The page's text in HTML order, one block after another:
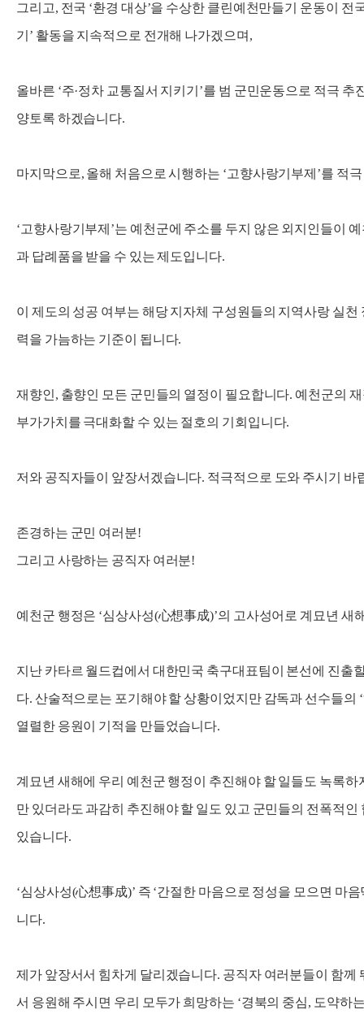
그리고, 전국 ‘환경 대상’을 수상한 클린예천만들기 운동이 전
기’ 활동을 지속적으로 전개해 나가겠으며,
올바른 ‘주·정차 교통질서 지키기’를 범 군민운동으로 적극
양토록 하겠습니다.
마지막으로, 올해 처음으로 시행하는 ‘고향사랑기부제’를 적
‘고향사랑기부제’는 예천군에 주소를 두지 않은 외지인들이
과 답례품을 받을 수 있는 제도입니다.
이 제도의 성공 여부는 해당 지자체 구성원들의 지역사랑 실천
력을 가늠하는 기준이 됩니다.
재향인, 출향인 모든 군민들의 열정이 필요합니다. 예천군의
부가가치를 극대화할 수 있는 절호의 기회입니다.
저와 공직자들이 앞장서겠습니다. 적극적으로 도와 주시기 바
존경하는 군민 여러분!
그리고 사랑하는 공직자 여러분!
예천군 행정은 ‘심상사성(心想事成)’의 고사성어로 계묘년 새
지난 카타르 월드컵에서 대한민국 축구대표팀이 본선에 진출
다. 산술적으로는 포기해야 할 상황이었지만 감독과 선수들의
열렬한 응원이 기적을 만들었습니다.
계묘년 새해에 우리 예천군 행정이 추진해야 할 일들도 녹록하
만 있더라도 과감히 추진해야 할 일도 있고 군민들의 전폭적
있습니다.
‘심상사성(心想事成)’ 즉 ‘간절한 마음으로 정성을 모으면 마
니다.
제가 앞장서서 힘차게 달리겠습니다. 공직자 여러분들이 함께
서 응원해 주시면 우리 모두가 희망하는 ‘경북의 중심, 도약하